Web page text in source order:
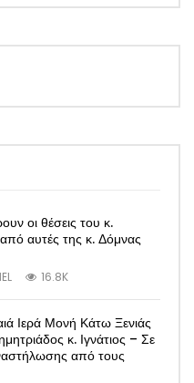
οι θέσεις του κ.
αυτές της κ. Δόμνας
16.8K
Ιερά Μονή Κάτω Ξενιάς
κ. Ιγνάτιος – Σε
από τους